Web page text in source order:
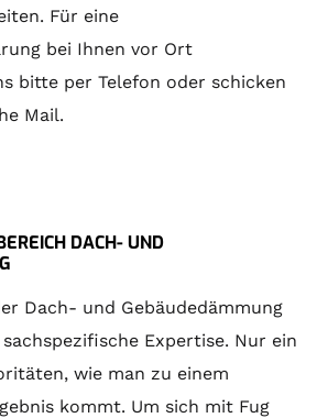
Für eine
bei Ihnen vor Ort
bitte per Telefon oder schicken
Mail.
DACH- UND
Dach- und Gebäudedämmung
Expertise. Nur ein
wie man zu einem
kommt. Um sich mit Fug